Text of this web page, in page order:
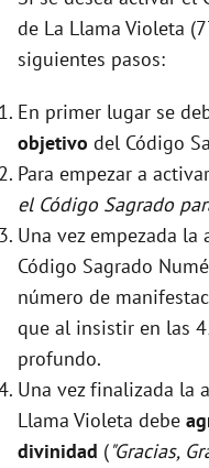
de La Llama Violeta
siguientes pasos:
En primer lugar se
objetivo del Código
Para empezar a
el Código Sagrado
Una vez empezada
Código Sagrado
número de
que al insistir en las
profundo.
Una vez finalizada la
Llama Violeta debe
divinidad ("Gracias,